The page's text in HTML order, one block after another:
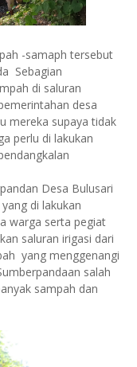
-samaph tersebut
Sebagian
di saluran
desa
mereka supaya tidak
perlu di lakukan
Desa Bulusari
di lakukan
warga serta pegiat
saluran irigasi dari
yang menggenangi
salah
sampah dan